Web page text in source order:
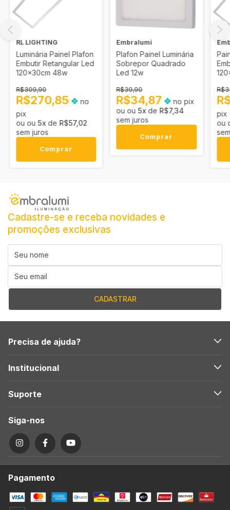
RL LIGHTING
Luminária Painel Plafon
Embutir Retangular Led
120x30cm 48w
R$309,90
R$270,85
no
pix
5x de R$57,02
sem juros
Comprar
Embralumi
Plafon Painel Luminária
Sobrepor Quadrado
Led 12w
R$39,90
R$34,87
no pix
5x de R$7,34
sem juros
Comprar
pix
Cadastre-se e receba novidades e
promoções exclusivas
Precisa de ajuda?
Institucional
Suporte
Siga-nos
Pagamento